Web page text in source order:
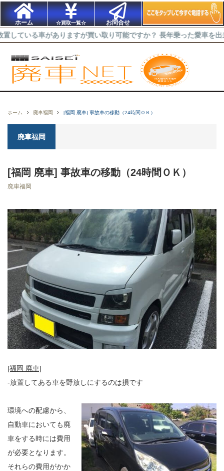
ホーム ☆買取一覧☆ お問合せ
ありますが買い取り可能ですか？ 長年乗った愛車を出来るだけ高
ホーム 廃車福岡 [福岡 廃車] 事故車の移動（24時間ＯＫ）
廃車福岡
[福岡 廃車] 事故車の移動（24時間ＯＫ）
廃車福岡
[福岡 廃車]
-放置してある車を野放しにするのは損です
環境への配慮から、
自動車においても廃
車をする時には費用
が必要となります。
それらの費用がかか